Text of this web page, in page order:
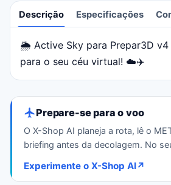
Descrição Especificações
Descrição
🌦️ Active Sky para Prepar3D v4
para o seu céu virtual! ☁️✈️
Prepare-se para o voo
O X-Shop AI planeja a rota, lê o
briefing antes da decolagem. No
Experimente o X-Shop AI↗